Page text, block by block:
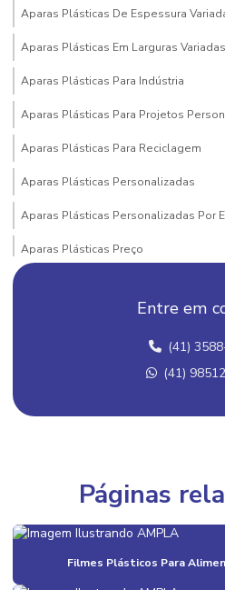
Aparas Plásticas De Espessura
Aparas Plásticas Em Larguras Variadas
Aparas Plásticas Para Indústria
Aparas Plásticas Para Projetos
Aparas Plásticas Para Reciclagem
Aparas Plásticas Personalizadas
Aparas Plásticas Personalizadas Por
Aparas Plásticas Preço
Atacado De Grãos De Plástico
Bobinas De Filme Flexível
Bobinas De Filme Para Cosméticos
Bobinas De Filme Para Embalagens
Bobinas De Filme Plástico Para
Bobinas E Filmes Para Indústria
Entre em
(41)
(41)
Páginas
Filmes Plásticos Para